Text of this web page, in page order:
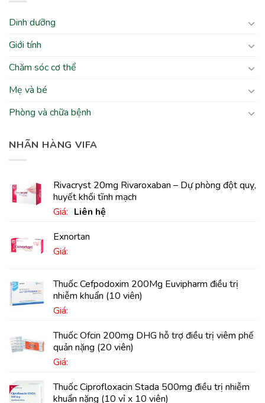
Dinh dưỡng
Giới tính
Chăm sóc cơ thể
Mẹ và bé
Phòng và chữa bệnh
NHÃN HÀNG VIFA
Rivacryst 20mg Rivaroxaban – Dự phòng đột quỵ,
huyết khối tĩnh mạch
Giá: Liên hệ
Exnortan
Giá:
Thuốc Cefpodoxim 200Mg Euvipharm điều trị
nhiễm khuẩn (10 viên)
Giá:
Thuốc Ofcin 200mg DHG hỗ trợ điều trị viêm phế
quản nặng (20 viên)
Giá:
Thuốc Ciprofloxacin Stada 500mg điều trị nhiễm
khuẩn nặng (10 vỉ x 10 viên)